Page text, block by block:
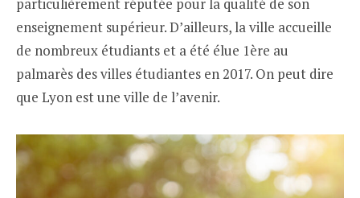
enseignement supérieur. D’ailleurs, la ville accueille
de nombreux étudiants et a été élue 1ère au
palmarès des villes étudiantes en 2017. On peut dire
que Lyon est une ville de l’avenir.